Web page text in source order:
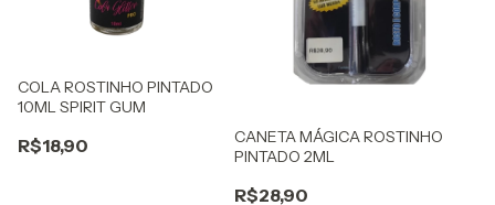
COLA ROSTINHO PINTADO
10ML SPIRIT GUM
R$18,90
CANETA MÁGICA ROSTINHO
PINTADO 2ML
R$28,90